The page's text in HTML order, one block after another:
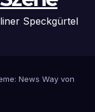
Speckgürtel
News Way von